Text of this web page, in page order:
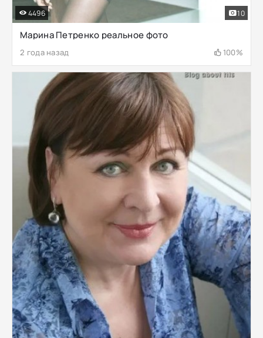
Марина Петренко реальное фото
2 года назад 100%
4496 10